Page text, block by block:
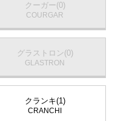
クーガー(0)
COURGAR
グラストロン(0)
GLASTRON
クランキ(1)
CRANCHI